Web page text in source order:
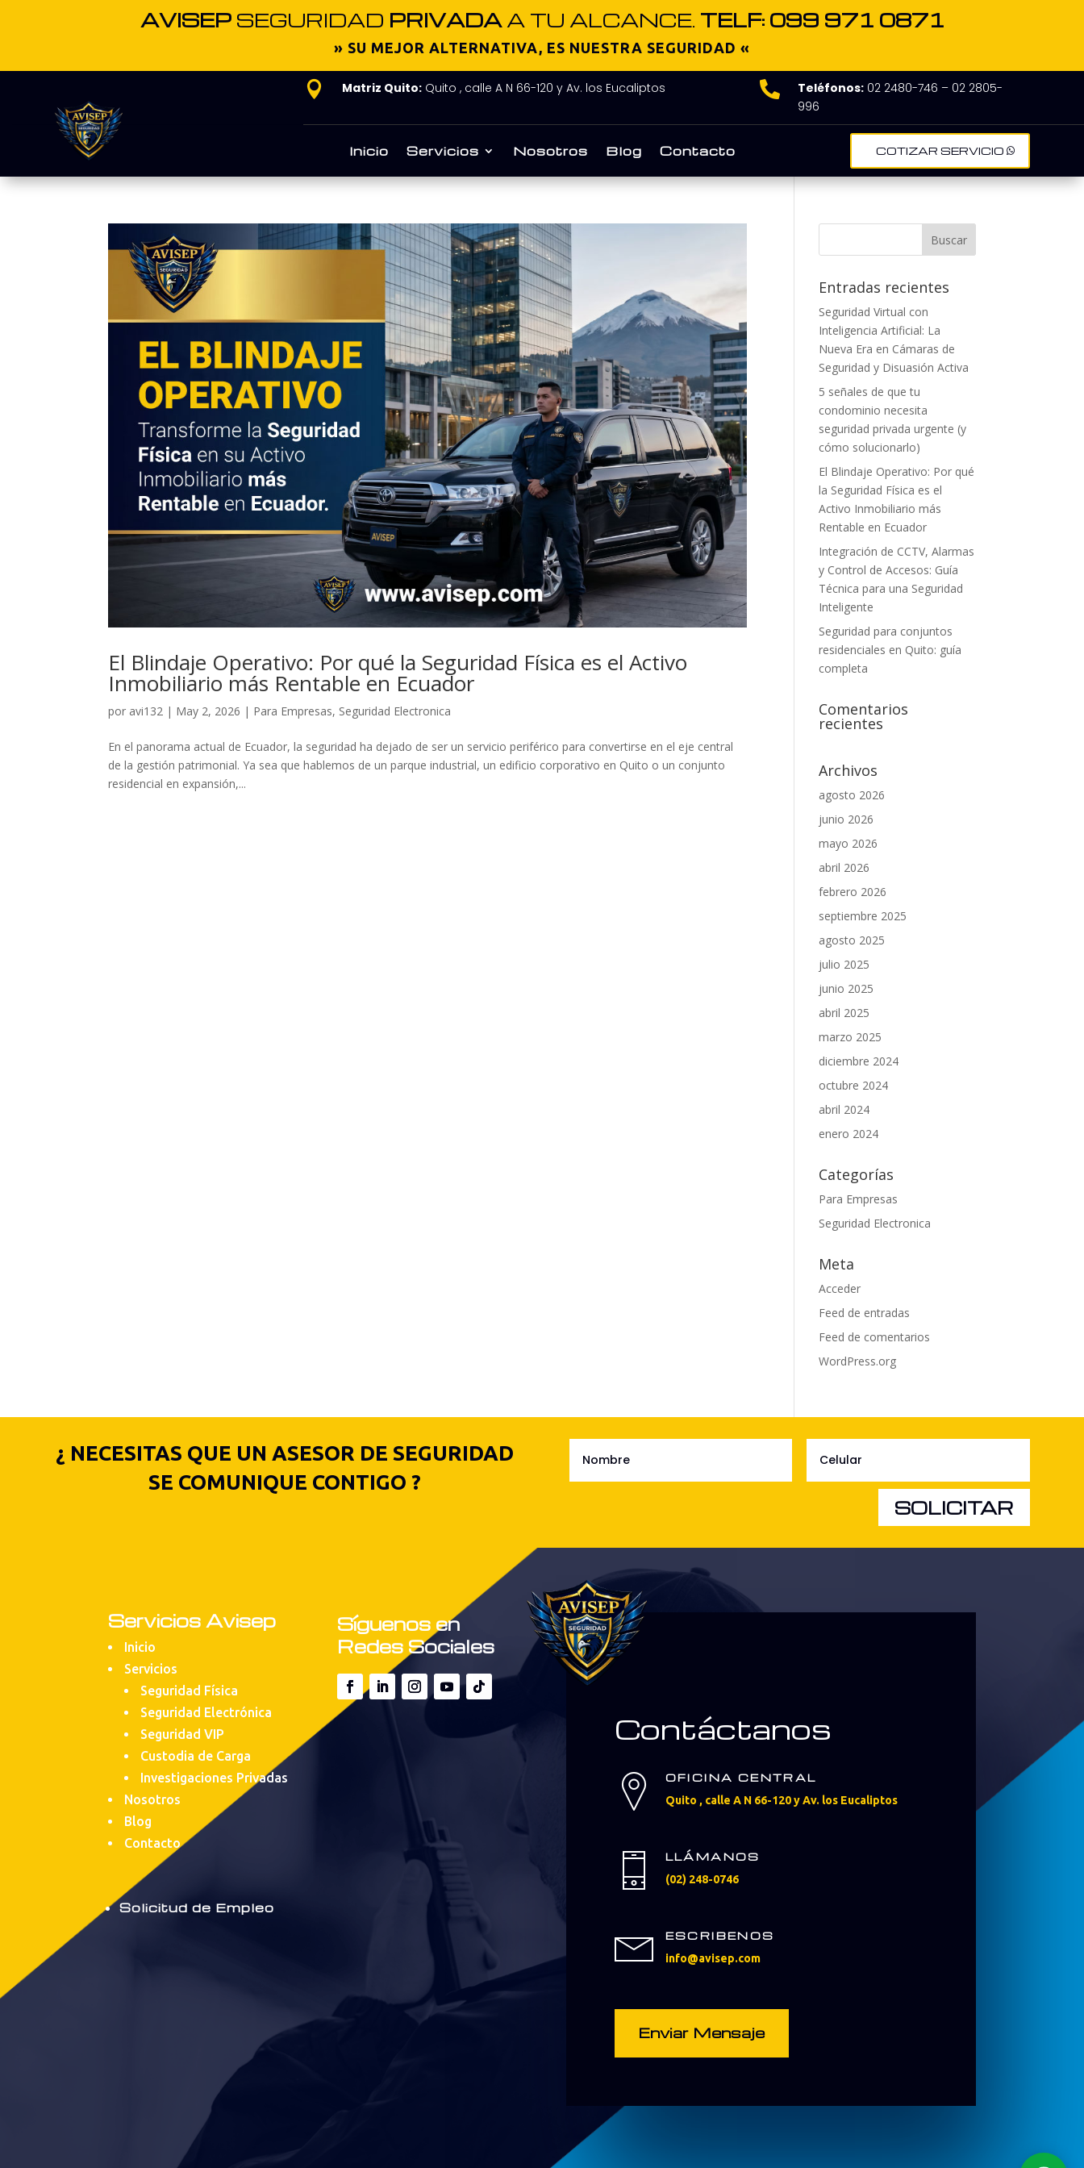
AVISEPSEGURIDAD PRIVADAA TU ALCANCE. TELF: 099 971 0871
» SU MEJOR ALTERNATIVA, ES NUESTRA SEGURIDAD «
 Matriz Quito:Quito , calle A N 66-120 y Av. los Eucaliptos  Teléfonos: 02 2480-746 – 02 2805-
996
Inicio Servicios Nosotros Blog Contacto COTIZAR SERVICIO
El Blindaje Operativo: Por qué la Seguridad Física es el Activo
Inmobiliario más Rentable en Ecuador
por avi132 | May 2, 2026 | Para Empresas, Seguridad Electronica
En el panorama actual de Ecuador, la seguridad ha dejado de ser un servicio periférico para convertirse en el eje central
de la gestión patrimonial. Ya sea que hablemos de un parque industrial, un edificio corporativo en Quito o un conjunto
residencial en expansión,...
Entradas recientes
Seguridad Virtual con
Inteligencia Artificial: La
Nueva Era en Cámaras de
Seguridad y Disuasión Activa
5 señales de que tu
condominio necesita
seguridad privada urgente (y
cómo solucionarlo)
El Blindaje Operativo: Por qué
la Seguridad Física es el
Activo Inmobiliario más
Rentable en Ecuador
Integración de CCTV, Alarmas
y Control de Accesos: Guía
Técnica para una Seguridad
Inteligente
Seguridad para conjuntos
residenciales en Quito: guía
completa
Comentarios
recientes
Archivos
agosto 2026
junio 2026
mayo 2026
abril 2026
febrero 2026
septiembre 2025
agosto 2025
julio 2025
junio 2025
abril 2025
marzo 2025
diciembre 2024
octubre 2024
abril 2024
enero 2024
Categorías
Para Empresas
Seguridad Electronica
Meta
Acceder
Feed de entradas
Feed de comentarios
WordPress.org
¿ NECESITAS QUE UN ASESOR DE SEGURIDAD
SE COMUNIQUE CONTIGO ?
SOLICITAR
Servicios Avisep
Inicio
Servicios
Seguridad Física
Seguridad Electrónica
Seguridad VIP
Custodia de Carga
Investigaciones Privadas
Nosotros
Blog
Contacto
Solicitud de Empleo
Síguenos en
Redes Sociales
Contáctanos
OFICINA CENTRAL
Quito , calle A N 66-120 y Av. los Eucaliptos
LLÁMANOS
(02) 248-0746
ESCRIBENOS
info@avisep.com
Enviar Mensaje